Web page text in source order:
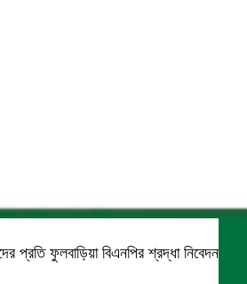
প্রতি ফুলবাড়িয়া বিএনপির শ্রদ্ধা নিবেদন